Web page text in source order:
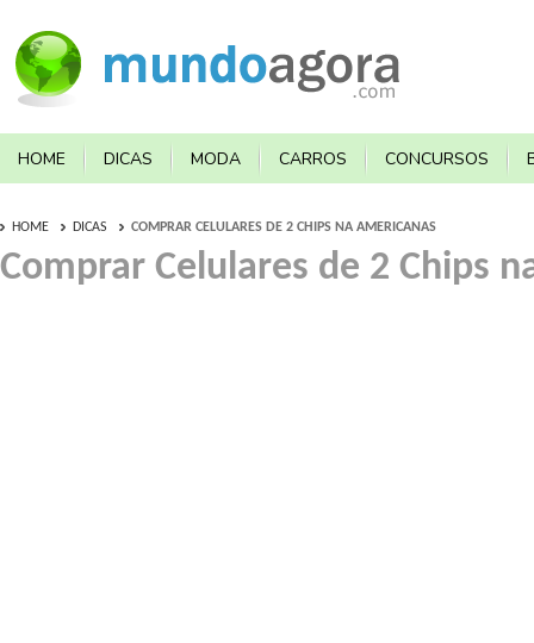
HOME DICAS MODA CARROS CONCURSOS
HOME DICAS COMPRAR CELULARES DE 2 CHIPS NA AMERICANAS
Comprar Celulares de 2 Chips